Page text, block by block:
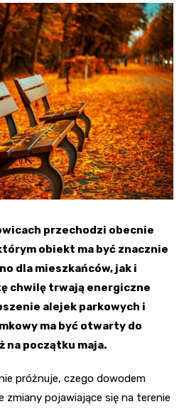
przechodzi obecnie
obiekt ma być znacznie
dla mieszkańców, jak i
chwilę trwają energiczne
alejek parkowych i
ma być otwarty do
na początku maja.
próżnuje, czego dowodem
pojawiające się na terenie